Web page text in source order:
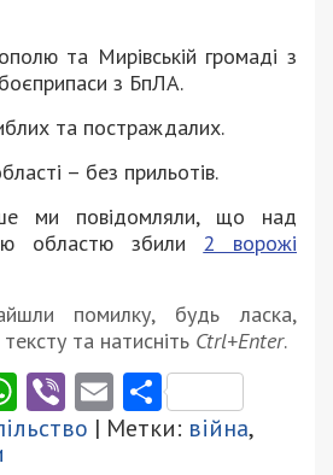
та Мирівській громаді з
з БпЛА.
та постраждалих.
– без прильотів.
ми повідомляли, що над
областю збили 2 ворожі
помилку, будь ласка,
та натисніть Ctrl+Enter.
WhatsApp
ViberEmail
| Метки: війна,